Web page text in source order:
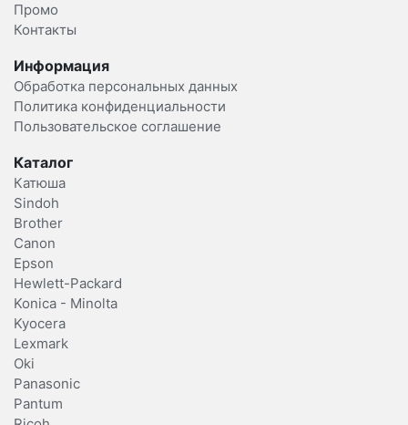
Промо
Контакты
Информация
Обработка персональных данных
Политика конфиденциальности
Пользовательское соглашение
Каталог
Катюша
Sindoh
Brother
Canon
Epson
Hewlett-Packard
Konica - Minolta
Kyocera
Lexmark
Oki
Panasonic
Pantum